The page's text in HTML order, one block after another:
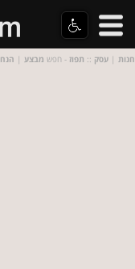
חנות | עסק :: תפוז - חפש מבצע |